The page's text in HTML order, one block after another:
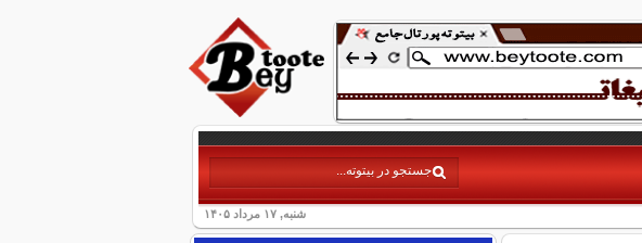
شنبه, ۱۷ مرداد ۱۴۰۵